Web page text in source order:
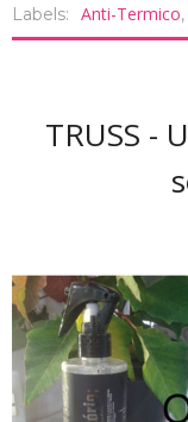
Labels: Anti-Termico,
TRUSS -